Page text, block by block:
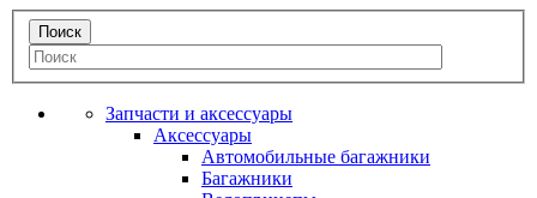
Запчасти и аксессуары
Аксессуары
Автомобильные багажники
Багажники